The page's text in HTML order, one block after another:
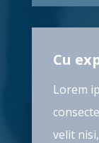
Cu
Lorem
velit